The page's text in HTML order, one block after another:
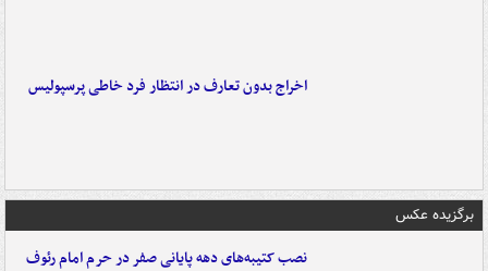
اخراج بدون تعارف در انتظار فرد خاطی پرسپولیس
برگزیده عکس
نصب کتیبه‌های دهه پایانی صفر در حرم امام رئوف